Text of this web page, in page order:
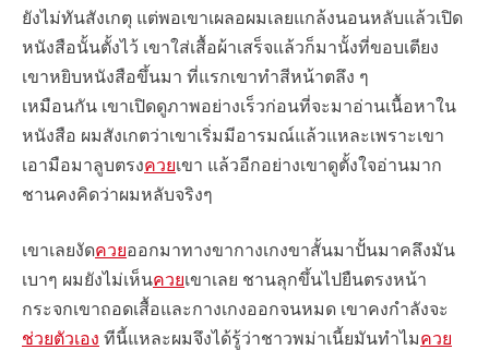
ยังไม่ทันสังเกตุ แต่พอเขาเผลอผมเลยแกล้งนอนหลับแล้วเปิด
หนังสือนั้นตั้งไว้ เขาใส่เสื้อผ้าเสร็จแล้วก็มานั้งที่ขอบเตียง
เขาหยิบหนังสือขึ้นมา ที่แรกเขาทำสีหน้าตลึง ๆ
เหมือนกัน เขาเปิดดูภาพอย่างเร็วก่อนที่จะมาอ่านเนื้อหาใน
หนังสือ ผมสังเกตว่าเขาเริ่มมีอารมณ์แล้วแหละเพราะเขา
เอามือมาลูบตรงควยเขา แล้วอีกอย่างเขาดูตั้งใจอ่านมาก
ชานคงคิดว่าผมหลับจริงๆ
เขาเลยงัดควยออกมาทางขากางเกงขาสั้นมาปั้นมาคลึงมัน
เบาๆ ผมยังไม่เห็นควยเขาเลย ชานลุกขึ้นไปยืนตรงหน้า
กระจกเขาถอดเสื้อและกางเกงออกจนหมด เขาคงกำลังจะ
ช่วยตัวเอง ทีนี้แหละผมจึงได้รู้ว่าชาวพม่าเนี้ยมันทำไมควย